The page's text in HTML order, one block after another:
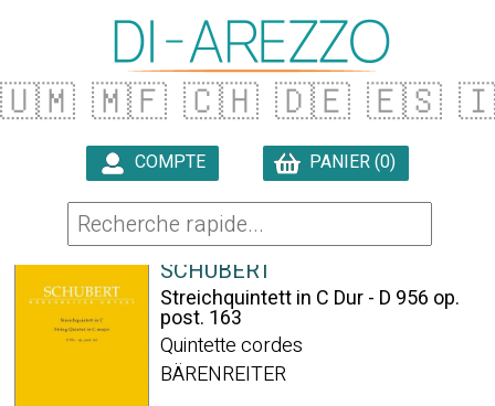
🇺🇲 🇲🇫 🇨🇭 🇩🇪 🇪🇸
COMPTE PANIER (0)
256 ARTICLES TROUVÉS
SCHUBERT
Streichquintett in C Dur - D 956 op.
post. 163
Quintette cordes
BÄRENREITER